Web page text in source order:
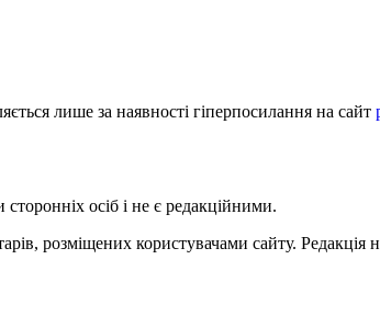
лише за наявності гіперпосилання на сайт
осіб і не є редакційними.
розміщених користувачами сайту. Редакція